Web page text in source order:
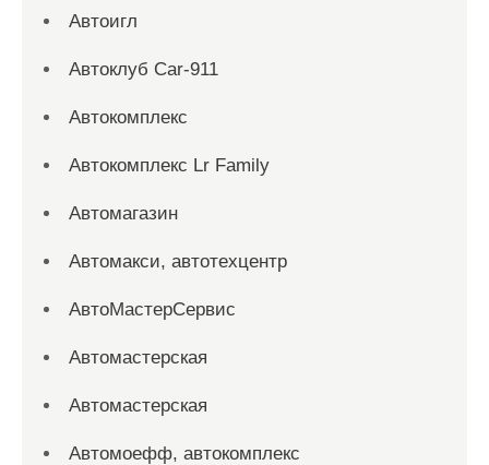
Автоигл
Автоклуб Car-911
Автокомплекс
Автокомплекс Lr Family
Автомагазин
Автомакси, автотехцентр
АвтоМастерСервис
Автомастерская
Автомастерская
Автомоефф, автокомплекс